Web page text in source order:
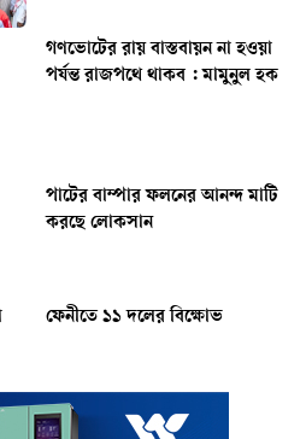
গণভোটের রায় বাস্তবায়ন না হওয়া
পর্যন্ত রাজপথে থাকব : মামুনুল হক
পাটের বাম্পার ফলনের আনন্দ মাটি
ফেনীতে ১১ দলের বিক্ষোভ